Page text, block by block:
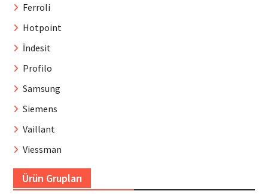
Ferroli
Hotpoint
İndesit
Profilo
Samsung
Siemens
Vaillant
Viessman
Ürün Grupları